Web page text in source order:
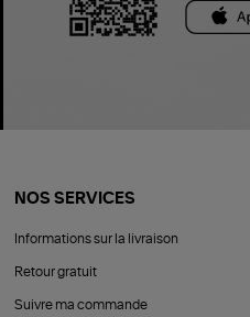
NOS SERVICES
Informations sur la livraison
Retour gratuit
Suivre ma commande